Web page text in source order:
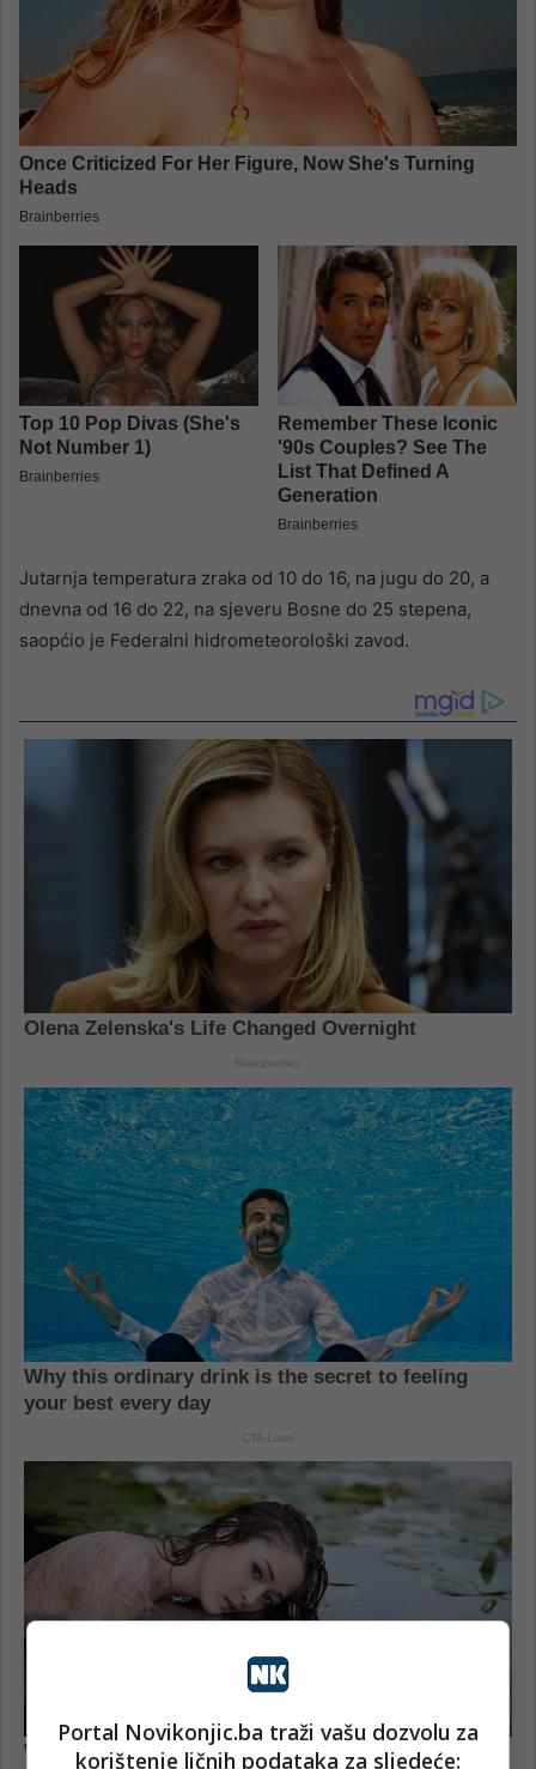
Jutarnja temperatura zraka od 10 do 16, na jugu do 20, a
dnevna od 16 do 22, na sjeveru Bosne do 25 stepena,
saopćio je Federalni hidrometeorološki zavod.
Portal Novikonjic.ba traži vašu dozvolu za
korištenje ličnih podataka za sljedeće: